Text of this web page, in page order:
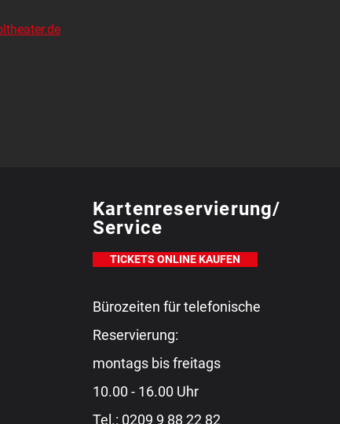
Kartenreservierung/
Service
TICKETS ONLINE KAUFEN
Bürozeiten für telefonische
Reservierung:
montags bis freitags
10.00 - 16.00 Uhr
Tel.: 0209 9 88 22 82